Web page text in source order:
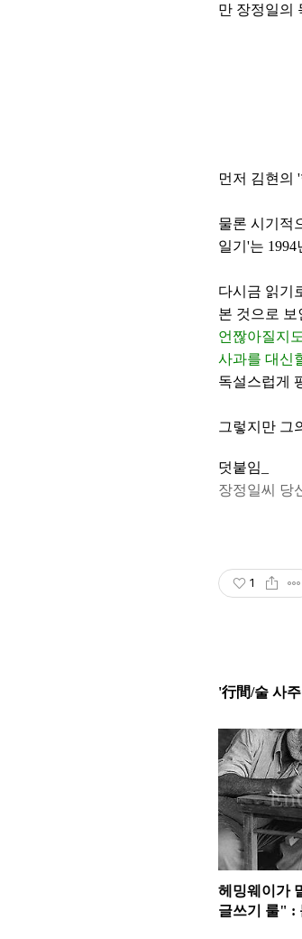
만 장정일의
먼저 김현의
물론 시기적
일기'는 1994
다시금 읽기
본 것으로
언짢아질지
사과를 대신
독설스럽게
그렇지만 그
덧붙임_
장정일씨 당
1
'行間/술 사
헤밍웨이가
글쓰기 룰" :